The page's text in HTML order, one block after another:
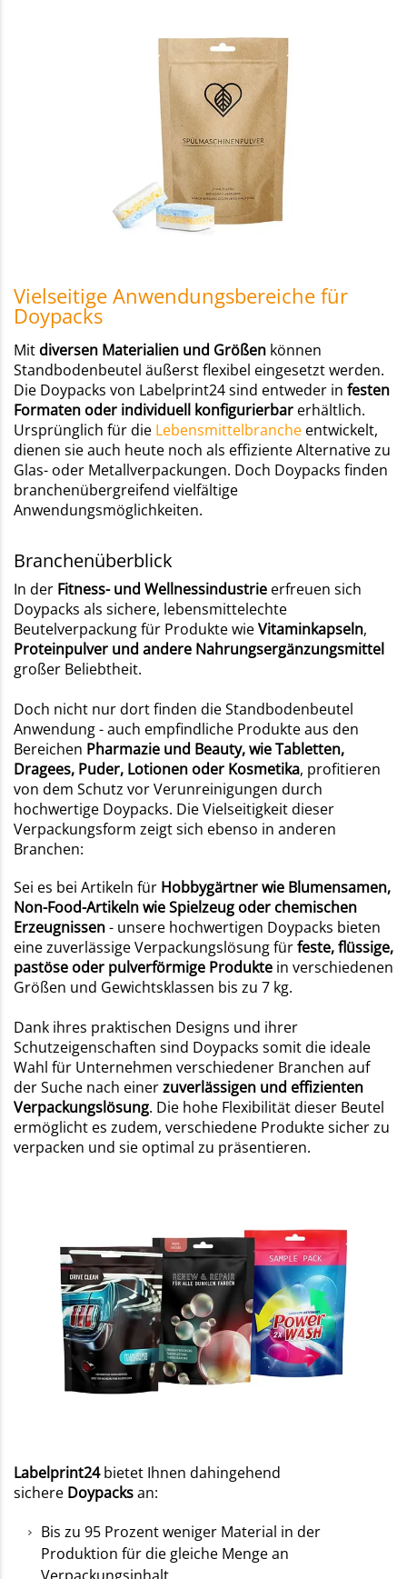
Vielseitige Anwendungsbereiche für
Doypacks
Mit diversen Materialien und Größen können
Standbodenbeutel äußerst flexibel eingesetzt werden.
Die Doypacks von Labelprint24 sind entweder in festen
Formaten oder individuell konfigurierbar erhältlich.
Ursprünglich für die Lebensmittelbranche entwickelt,
dienen sie auch heute noch als effiziente Alternative zu
Glas- oder Metallverpackungen. Doch Doypacks finden
branchenübergreifend vielfältige
Anwendungsmöglichkeiten.
Branchenüberblick
In der Fitness- und Wellnessindustrie erfreuen sich
Doypacks als sichere, lebensmittelechte
Beutelverpackung für Produkte wieVitaminkapseln,
Proteinpulver und andere Nahrungsergänzungsmittel
großer Beliebtheit.
Doch nicht nur dort finden die Standbodenbeutel
Anwendung - auch empfindliche Produkte aus den
Bereichen Pharmazie und Beauty, wie Tabletten,
Dragees, Puder, Lotionen oder Kosmetika, profitieren
von dem Schutz vor Verunreinigungen durch
hochwertige Doypacks. Die Vielseitigkeit dieser
Verpackungsform zeigt sich ebenso in anderen
Branchen:
Sei es bei Artikeln für Hobbygärtner wie Blumensamen,
Non-Food-Artikeln wie Spielzeug oder chemischen
Erzeugnissen- unsere hochwertigen Doypacks bieten
eine zuverlässige Verpackungslösung fürfeste, flüssige,
pastöse oder pulverförmige Produkte in verschiedenen
Größen und Gewichtsklassen bis zu 7 kg.
Dank ihres praktischen Designs und ihrer
Schutzeigenschaften sind Doypacks somit die ideale
Wahl für Unternehmen verschiedener Branchen auf
der Suche nach einerzuverlässigen und effizienten
Verpackungslösung. Die hohe Flexibilität dieser Beutel
ermöglicht es zudem, verschiedene Produkte sicher zu
verpacken und sie optimal zu präsentieren.
Labelprint24bietet Ihnen dahingehend
sichere Doypacksan:
Bis zu 95 Prozent weniger Material in der
Produktion für die gleiche Menge an